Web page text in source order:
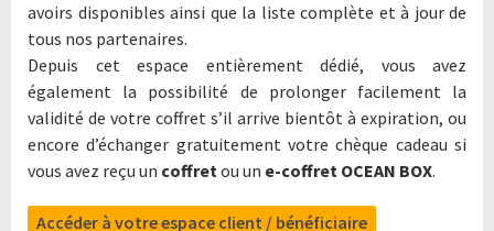
avoirs disponibles ainsi que la liste complète et à jour de
tous nos partenaires.
Depuis cet espace entièrement dédié, vous avez
également la possibilité de prolonger facilement la
validité de votre coffret s’il arrive bientôt à expiration, ou
encore d’échanger gratuitement votre chèque cadeau si
vous avez reçu un coffretou un e-coffret OCEAN BOX.
Accéder à votre espace client / bénéficiaire